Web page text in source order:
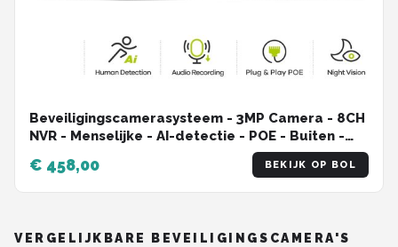
Beveiligingscamerasysteem - 3MP Camera - 8CH
NVR - Menselijke - AI-detectie - POE - Buiten -
Bewakingscamera - Beveiligingscamera -
Bedraad CCTV Systeem met Audio en Nachtzicht
€ 458,00 BEKIJK OP BOL
VERGELIJKBARE BEVEILIGINGSCAMERA'S